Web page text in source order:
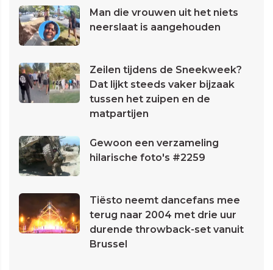
Man die vrouwen uit het niets
neerslaat is aangehouden
Zeilen tijdens de Sneekweek?
Dat lijkt steeds vaker bijzaak
tussen het zuipen en de
matpartijen
Gewoon een verzameling
hilarische foto's #2259
Tiësto neemt dancefans mee
terug naar 2004 met drie uur
durende throwback-set vanuit
Brussel